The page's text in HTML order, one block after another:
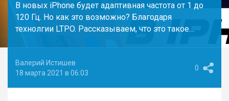
В новых iPhone будет адаптивная частота от 1 до
120 Гц. Но как это возможно? Благодаря
технолгии LTPO. Рассказываем, что это такое…
Валерий Истишев
18 марта 2021 в 06:03
0